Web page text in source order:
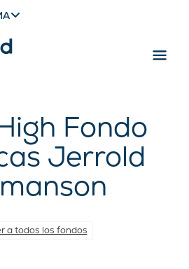
Fondo
Jerrold
a todos los fondos